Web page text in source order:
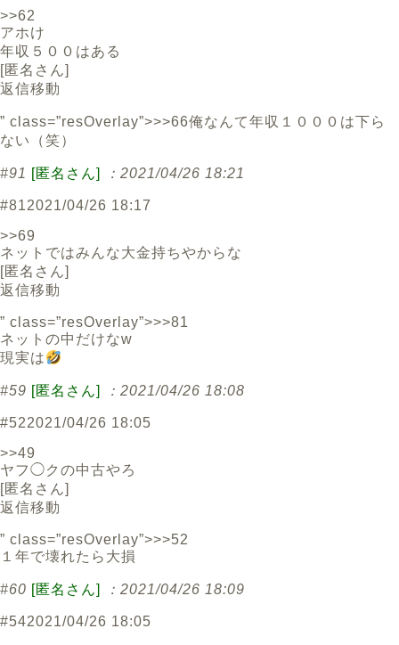
>>62
アホけ
年収５００はある
[匿名さん]
返信移動
” class=”resOverlay”>>>66俺なんて年収１０００は下ら
ない（笑）
#91 [匿名さん] ：2021/04/26 18:21
#812021/04/26 18:17
>>69
ネットではみんな大金持ちやからな
[匿名さん]
返信移動
” class=”resOverlay”>>>81
ネットの中だけなw
現実は
#59 [匿名さん] ：2021/04/26 18:08
#522021/04/26 18:05
>>49
ヤフ◯クの中古やろ
[匿名さん]
返信移動
” class=”resOverlay”>>>52
１年で壊れたら大損
#60 [匿名さん] ：2021/04/26 18:09
#542021/04/26 18:05